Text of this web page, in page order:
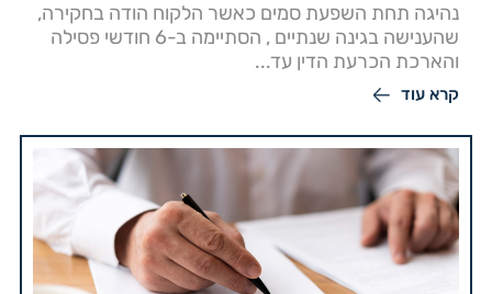
נהיגה תחת השפעת סמים כאשר הלקוח הודה בחקירה,
שהענישה בגינה שנתיים , הסתיימה ב-6 חודשי פסילה
והארכת הכרעת הדין עד...
קרא עוד